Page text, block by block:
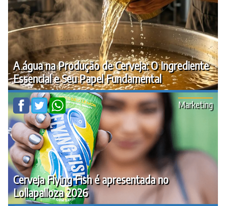
A água na Produção de Cerveja: O Ingrediente
Essencial e Seu Papel Fundamental
Cerveja Flying Fish é apresentada no
Lollapalloza 2026
Marketing